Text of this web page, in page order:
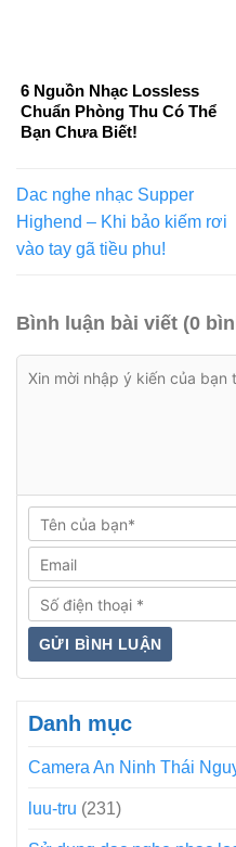
6 Nguồn Nhạc Lossless
Chuẩn Phòng Thu Có Thể
Bạn Chưa Biết!
Dac nghe nhạc Supper
Highend – Khi bảo kiếm rơi
vào tay gã tiều phu!
Bình luận bài viết (0
Danh mục
Camera An Ninh Thái
luu-tru (231)